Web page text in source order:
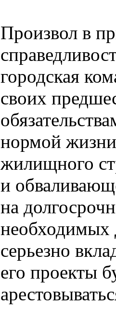
Произвол в
городская
своих
нормой
жилищного
и
на
необходимых
серьезно
его проекты